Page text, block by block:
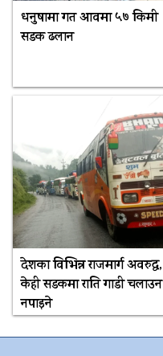
धनुषामा गत आवमा ५७ किमी
सडक ढलान
देशका विभिन्न राजमार्ग अवरुद्ध,
केही सडकमा राति गाडी चलाउन
नपाइने